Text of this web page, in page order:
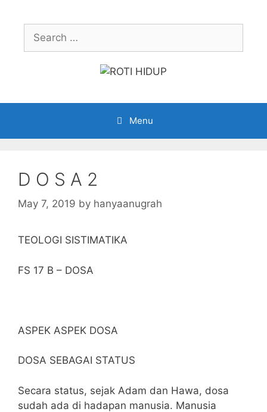
contentSearch
for:
Menu
D O S A 2
May 7, 2019 by hanyaanugrah
TEOLOGI SISTIMATIKA
FS 17 B – DOSA
ASPEK ASPEK DOSA
DOSA SEBAGAI STATUS
Secara status, sejak Adam dan Hawa, dosa
sudah ada di hadapan manusia. Manusia